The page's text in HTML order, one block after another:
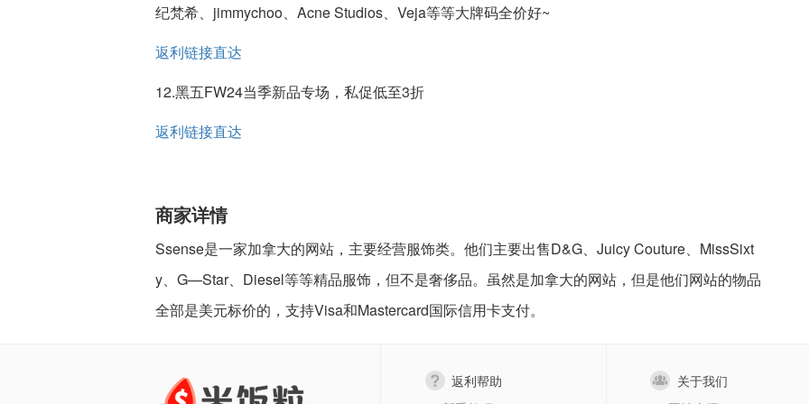
纪梵希、jimmychoo、Acne Studios、Veja等等大牌码全价好~
返利链接直达
12.黑五FW24当季新品专场，私促低至3折
返利链接直达
商家详情
Ssense是一家加拿大的网站，主要经营服饰类。他们主要出售D&G、Juicy Couture、MissSixt
y、G—Star、Diesel等等精品服饰，但不是奢侈品。虽然是加拿大的网站，但是他们网站的物品
全部是美元标价的，支持Visa和Mastercard国际信用卡支付。
返利帮助
关于我们